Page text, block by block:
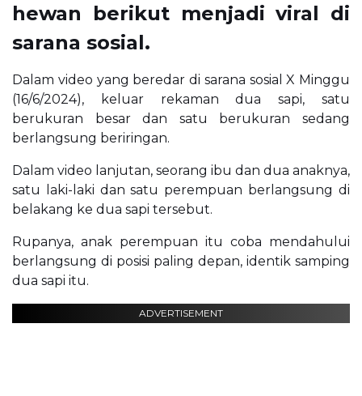
hewan berikut menjadi viral di
sarana sosial.
Dalam video yang beredar di sarana sosial X Minggu
(16/6/2024), keluar rekaman dua sapi, satu
berukuran besar dan satu berukuran sedang
berlangsung beriringan.
Dalam video lanjutan, seorang ibu dan dua anaknya,
satu laki-laki dan satu perempuan berlangsung di
belakang ke dua sapi tersebut.
Rupanya, anak perempuan itu coba mendahului
berlangsung di posisi paling depan, identik samping
dua sapi itu.
ADVERTISEMENT